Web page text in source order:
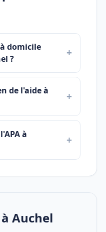
domicile
?
de l'aide à
à
Auchel